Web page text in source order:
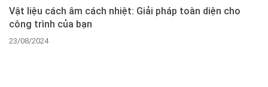
Vật liệu cách âm cách nhiệt: Giải pháp toàn diện cho
công trình của bạn
23/08/2024